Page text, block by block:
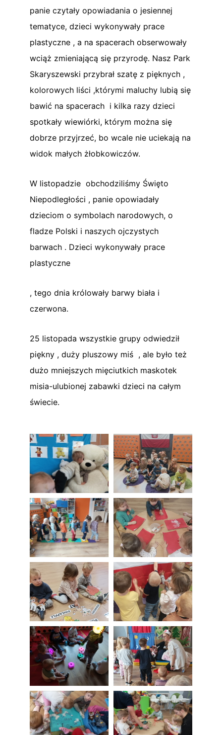
panie czytały opowiadania o jesiennej
tematyce, dzieci wykonywały prace
plastyczne , a na spacerach obserwowały
wciąż zmieniającą się przyrodę. Nasz Park
Skaryszewski przybrał szatę z pięknych ,
kolorowych liści ,którymi maluchy lubią się
bawić na spacerach i kilka razy dzieci
spotkały wiewiórki, którym można się
dobrze przyjrzeć, bo wcale nie uciekają na
widok małych żłobkowiczów.
W listopadzie obchodziliśmy Święto
Niepodległości , panie opowiadały
dzieciom o symbolach narodowych, o
fladze Polski i naszych ojczystych
barwach . Dzieci wykonywały prace
plastyczne
, tego dnia królowały barwy biała i
czerwona.
25 listopada wszystkie grupy odwiedził
piękny , duży pluszowy miś , ale było też
dużo mniejszych mięciutkich maskotek
misia-ulubionej zabawki dzieci na całym
świecie.